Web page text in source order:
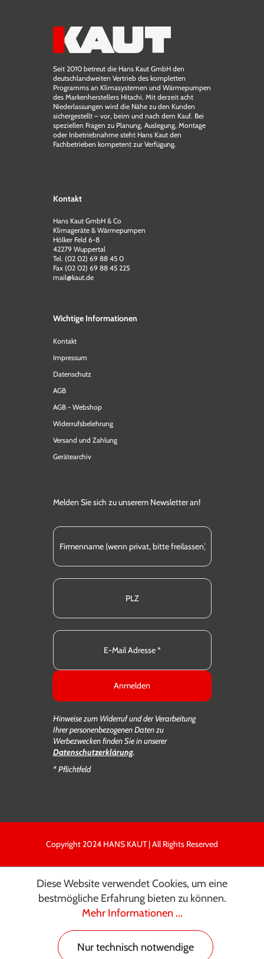
Seit 2010 betreut die Hans Kaut GmbH den
deutschlandweiten Vertrieb des kompletten
Programms an Klimasystemen und Wärmepumpen
des Markenherstellers Hitachi. Mit derzeit acht
Niederlassungen wird die Nähe zu den Kunden
sichergestellt – vor, beim und nach dem Kauf. Bei
speziellen Fragen zu Planung, Auslegung, Montage
oder Inbetriebnahme steht Hans Kaut den
Fachbetrieben kompetent zur Verfügung.
Kontakt
Hans Kaut GmbH & Co
Klimageräte & Wärmepumpen
Hölker Feld 6-8
42279 Wuppertal
Tel. (02 02) 69 88 45 0
Fax (02 02) 69 88 45 225
mail@kaut.de
Wichtige Informationen
Kontakt
Impressum
Datenschutz
AGB
AGB - Webshop
Widerrufsbelehrung
Versand und Zahlung
Gerätearchiv
Melden Sie sich zu unserem Newsletter an!
Anmelden
Hinweise zum Widerruf und der Verarbeitung
Ihrer personenbezogenen Daten zu
Werbezwecken finden Sie in unserer
Datenschutzerklärung.
* Pflichtfeld
Copyright 2024 HANS KAUT | All Rights Reserved
Diese Website verwendet Cookies, um eine
bestmögliche Erfahrung bieten zu können.
Mehr Informationen ...
Nur technisch notwendige